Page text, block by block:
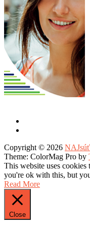
Copyright © 2026
Theme: ColorMag Pro by
This website uses
you're ok with this, but
Read More
Close